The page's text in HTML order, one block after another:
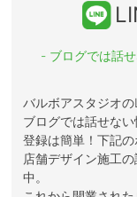
- ブログでは話
バルボアスタジオ
ブログでは話せな
登録は簡単！下記
店舗デザイン施工
中。